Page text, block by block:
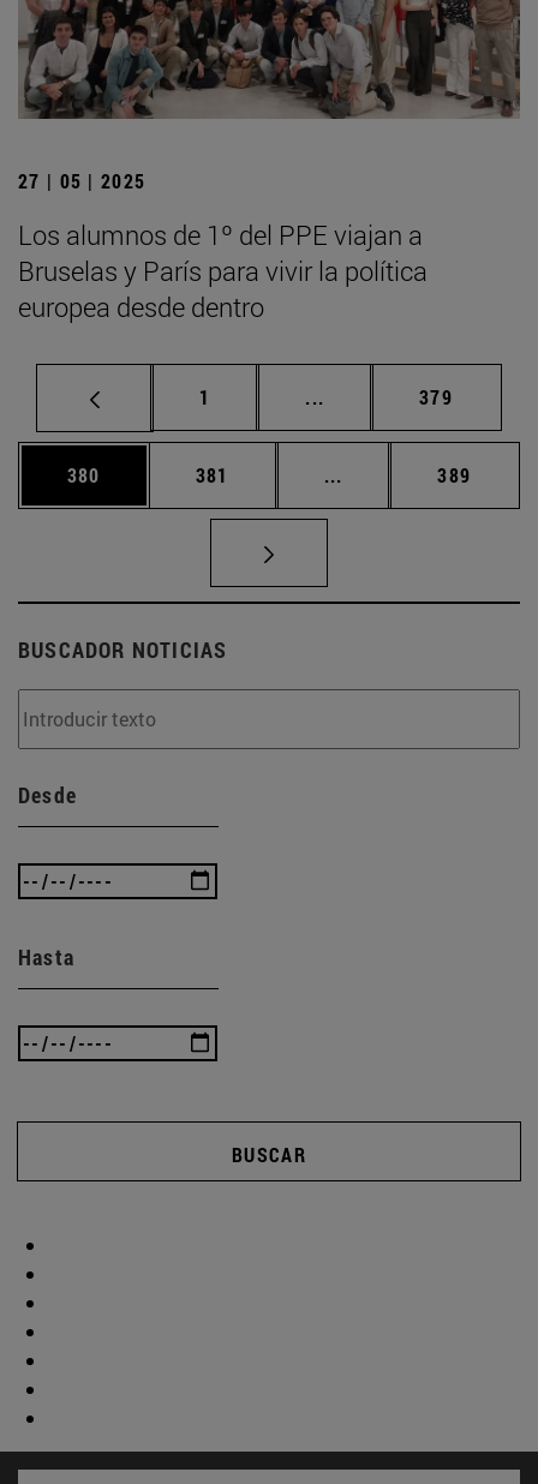
27 | 05 | 2025
Los alumnos de 1º del PPE viajan a
Bruselas y París para vivir la política
europea desde dentro
Página
1 ... Páginas intermedias
Página
379
Página
380 Página
381 ... Páginas intermedias
Página
389
BUSCADOR NOTICIAS
Desde
Hasta
BUSCAR